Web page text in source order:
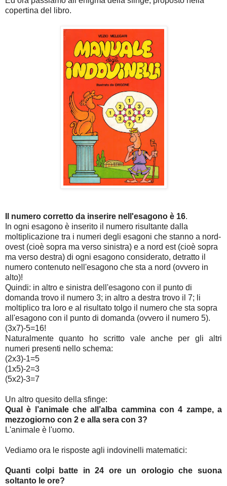
copertina del libro.
Il numero corretto da inserire nell'esagono è 16.
In ogni esagono è inserito il numero risultante dalla
moltiplicazione tra i numeri degli esagoni che stanno a nord-
ovest (cioè sopra ma verso sinistra) e a nord est (cioè sopra
ma verso destra) di ogni esagono considerato, detratto il
numero contenuto nell'esagono che sta a nord (ovvero in
alto)!
Quindi: in altro e sinistra dell'esagono con il punto di
domanda trovo il numero 3; in altro a destra trovo il 7; li
moltiplico tra loro e al risultato tolgo il numero che sta sopra
all'esagono con il punto di domanda (ovvero il numero 5).
(3x7)-5=16!
Naturalmente quanto ho scritto vale anche per gli altri
numeri presenti nello schema:
(2x3)-1=5
(1x5)-2=3
(5x2)-3=7
Un altro quesito della sfinge:
Qual è l’animale che all’alba cammina con 4 zampe, a
mezzogiorno con 2 e alla sera con 3?
L'animale è l'uomo.
Vediamo ora le risposte agli indovinelli matematici:
Quanti colpi batte in 24 ore un orologio che suona
soltanto le ore?